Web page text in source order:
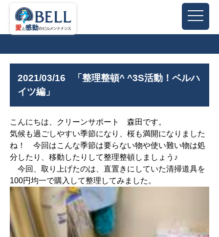
2021/03/16 「整理整頓^ ^3S活動！ベルハ
イツ編」
こんにちは、クリーンサポート 森田です。
気候も過ごしやすい季節になり、桜も満開になりました
ね！ 今回はこんな季節は要らない物や使い難い物は処
分したり、移動したりして整理整頓しましょう♪
今回、取り上げたのは、直置きにしていた清掃道具を
100円均一で購入して整理してみました。